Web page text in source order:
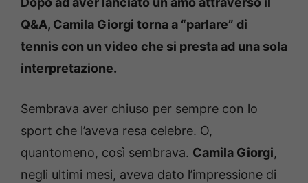
Q&A, Camila Giorgi torna a “parlare” di
tennis con un video che si presta ad una sola
interpretazione.
Sembrava aver chiuso per sempre con lo
sport che l’aveva resa celebre. O,
quantomeno, così sembrava. Camila Giorgi,
negli ultimi mesi, aveva dato l’impressione di